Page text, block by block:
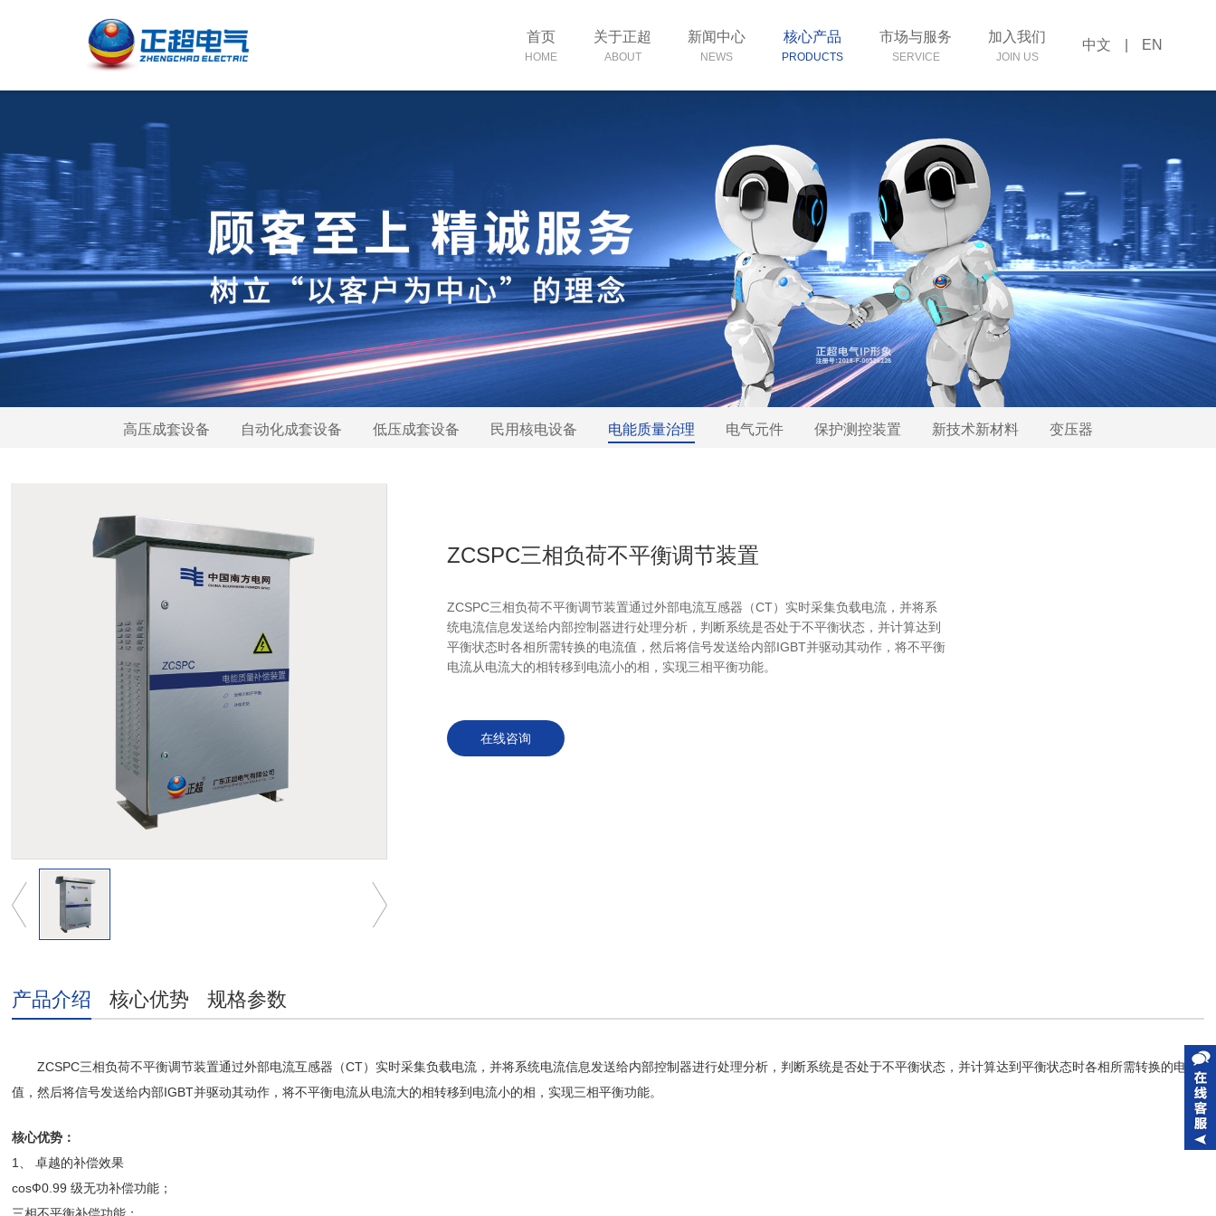
首页
HOME
关于正超
ABOUT
新闻中心
NEWS
核心产品
PRODUCTS
市场与服务
SERVICE
加入我们
JOIN US
高压成套设备 自动化成套设备 低压成套设备 民用核电设备 电能质量治理 电气元件 保护测控装置 新技术新材料 变压器
ZCSPC三相负荷不平衡调节装置
ZCSPC三相负荷不平衡调节装置通过外部电流互感器（CT）实时采集负载电流，并将系
统电流信息发送给内部控制器进行处理分析，判断系统是否处于不平衡状态，并计算达到
平衡状态时各相所需转换的电流值，然后将信号发送给内部IGBT并驱动其动作，将不平衡
电流从电流大的相转移到电流小的相，实现三相平衡功能。
在线咨询
产品介绍 核心优势 规格参数
ZCSPC三相负荷不平衡调节装置通过外部电流互感器（CT）实时采集负载电流，并将系统电流信息发送给内部控制器进行处理分析，判断系统是否处于不平衡状态，并计算达到平衡状态时各相所需转换的电流
值，然后将信号发送给内部IGBT并驱动其动作，将不平衡电流从电流大的相转移到电流小的相，实现三相平衡功能。
核心优势：
1、 卓越的补偿效果
cosФ0.99 级无功补偿功能；
中文 EN